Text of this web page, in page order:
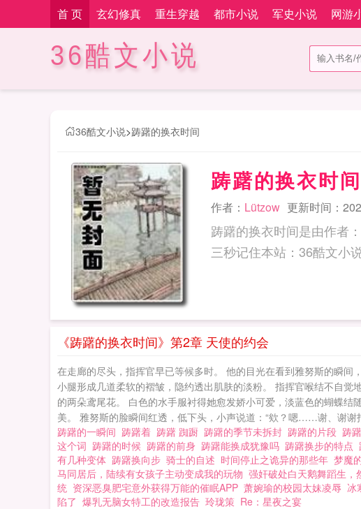
首 页 玄幻修真 重生穿越 都市小说 军史小说 网游
36酷文小说
36酷文小说>踌躇的换衣时间
踌躇的换衣时间
作者： Lützow 更新时间：
踌躇的换衣时间是由作者
《踌躇的换衣时间》第2章 天使的约会
在走廊的尽头，指挥官早已等候多时。 他的目光在看到雅努斯的瞬
小腿形成几道柔软的褶皱，隐约透出肌肤的淡粉。 指挥官喉结不自
的两朵鸢尾花。 白色的水手服衬得她愈发娇小可爱，淡蓝色的蝴蝶
美。 雅努斯的脸瞬间红透，低下头，小声说道：“欸？嗯……谢、谢
踌躇的一瞬间 踌躇着 踌躇 踟蹰 踌躇的季节未拆封 踌躇的片段 踌
这个词 踌躇的时候 踌躇的前身 踌躇能换成犹豫吗 踌躇换步的特点
有几种变体 踌躇换向步 骑士的自述 时间停止之诡异的那些年 梦魔
马同居后，陆续有女孩子主动变成我的玩物 强奸破处白天鹅舞蹈生，
统 资深恶臭肥宅意外获得万能的催眠APP 萧婉瑜的校园太妹凌辱 冰
陷了 爆乳无脑女特工的改造报告 玲珑策 Re：星夜之宴